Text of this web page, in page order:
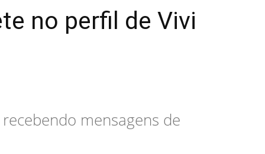
no perfil de Vivi
mensagens de